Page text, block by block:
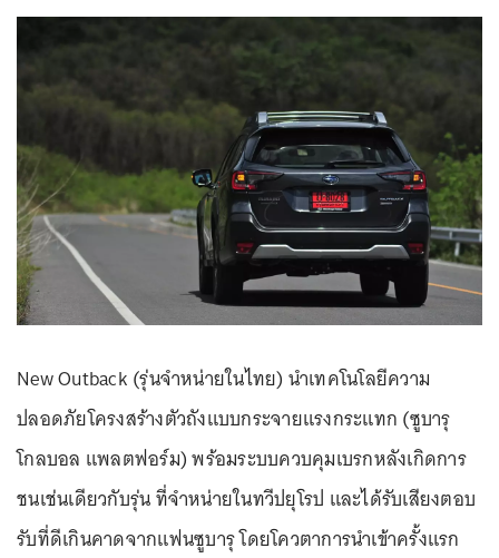
New Outback (รุ่นจำหน่ายในไทย) นำเทคโนโลยีความ
ปลอดภัยโครงสร้างตัวถังแบบกระจายแรงกระแทก (ซูบารุ
โกลบอล แพลตฟอร์ม) พร้อมระบบควบคุมเบรกหลังเกิดการ
ชนเช่นเดียวกับรุ่น ที่จำหน่ายในทวีปยุโรป และได้รับเสียงตอบ
รับที่ดีเกินคาดจากแฟนซูบารุ โดยโควตาการนำเข้าครั้งแรก